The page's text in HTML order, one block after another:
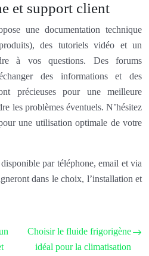
et support client
une documentation technique
des tutoriels vidéo et un
à vos questions. Des forums
des informations et des
précieuses pour une meilleure
les problèmes éventuels. N’hésitez
une utilisation optimale de votre
par téléphone, email et via
dans le choix, l’installation et
Choisir le fluide frigorigène
idéal pour la climatisation